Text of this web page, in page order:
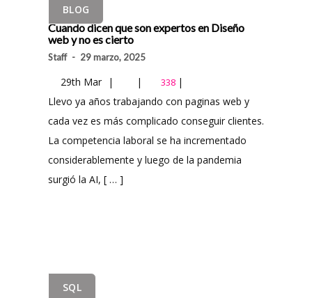
BLOG
Cuando dicen que son expertos en Diseño
web y no es cierto
Staff - 29 marzo, 2025
29th Mar | | 338 |
Llevo ya años trabajando con paginas web y
cada vez es más complicado conseguir clientes.
La competencia laboral se ha incrementado
considerablemente y luego de la pandemia
surgió la AI, [ … ]
SQL